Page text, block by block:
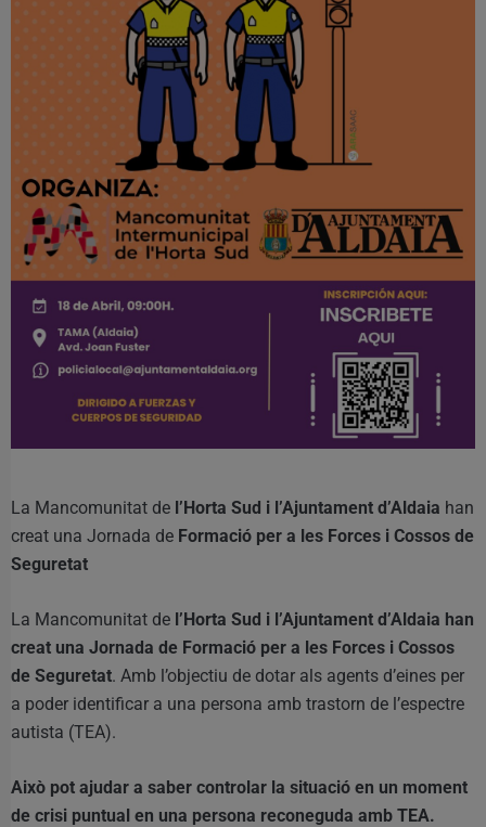
La Mancomunitat de l’Horta Sud i l’Ajuntament d’Aldaia han
creat una Jornada de Formació per a les Forces i Cossos de
Seguretat
La Mancomunitat de l’Horta Sud i l’Ajuntament d’Aldaia han
creat una Jornada de Formació per a les Forces i Cossos
de Seguretat. Amb l’objectiu de dotar als agents d’eines per
a poder identificar a una persona amb trastorn de l’espectre
autista (TEA).
Això pot ajudar a saber controlar la situació en un moment
de crisi puntual en una persona reconeguda amb TEA.